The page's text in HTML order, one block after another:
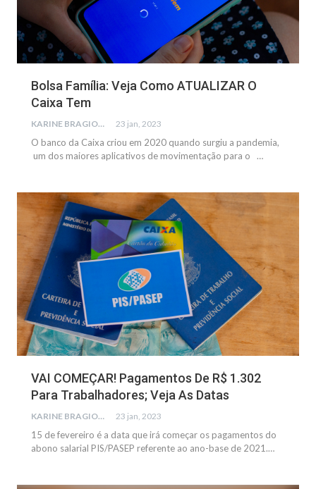
Bolsa Família: Veja Como ATUALIZAR O
Caixa Tem
KARINE BRAGIONE 23 jan, 2023
O banco da Caixa criou em 2020 quando surgiu a pandemia,
um dos maiores aplicativos de movimentação para o …
NOTÍCIAS
VAI COMEÇAR! Pagamentos De R$ 1.302
Para Trabalhadores; Veja As Datas
KARINE BRAGIONE 23 jan, 2023
15 de fevereiro é a data que irá começar os pagamentos do
abono salarial PIS/PASEP referente ao ano-base de 2021.…